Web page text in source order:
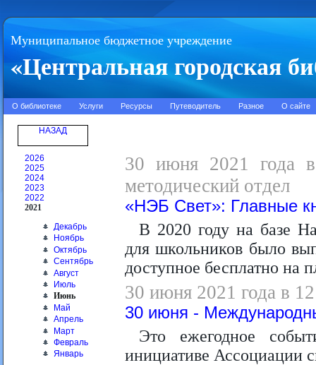
Муниципальное бюджетное учреждение
«Центральная городская
О библиотеке Услуги Ресурсы Путеводитель Разное О сайте
НАЗАД
2026
2025
2024
2023
2022
2021
Декабрь
Ноябрь
Октябрь
Сентябрь
Август
Июль
Июнь
Май
Апрель
Март
Февраль
Январь
30 июня 2021 года в
методический отдел
«НЭБ Свет»: Главные
В 2020 году на базе
для школьников было
доступное бесплатно на
30 июня 2021 года в
30 июня -
Это ежегодное
инициативе Ассоциации